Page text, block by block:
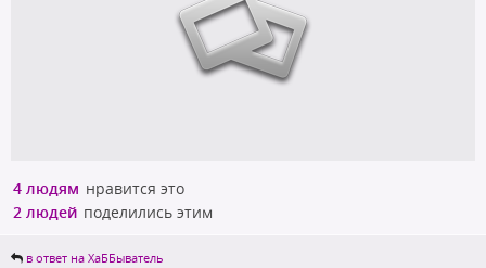
4 людям нравится это
2 людей поделились этим
в ответ на ХаББыватель